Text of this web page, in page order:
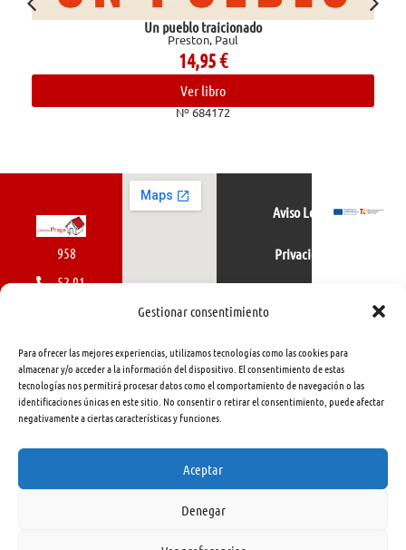
Gestionar consentimiento
Para ofrecer las mejores experiencias, utilizamos tecnologías como las cookies para
almacenar y/o acceder a la información del dispositivo. El consentimiento de estas
tecnologías nos permitirá procesar datos como el comportamiento de navegación o las
identificaciones únicas en este sitio. No consentir o retirar el consentimiento, puede afectar
negativamente a ciertas características y funciones.
Aceptar
Denegar
Nº 684172
958
52 01
462
415
info@libreriapraga.com
Gracia,
Aviso Legal
Privacidad